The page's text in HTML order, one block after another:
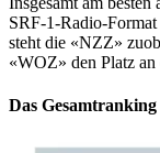
SRF-1-Radio-
steht die «NZZ»
«WOZ» den Platz an
Das